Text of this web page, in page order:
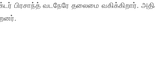
பிரசாந்த் வடநேரே தலைமை வகிக்கிறார்.